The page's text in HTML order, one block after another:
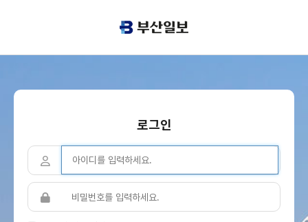
로그인